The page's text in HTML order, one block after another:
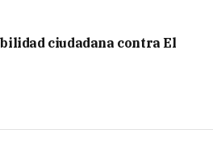
ciudadana contra El